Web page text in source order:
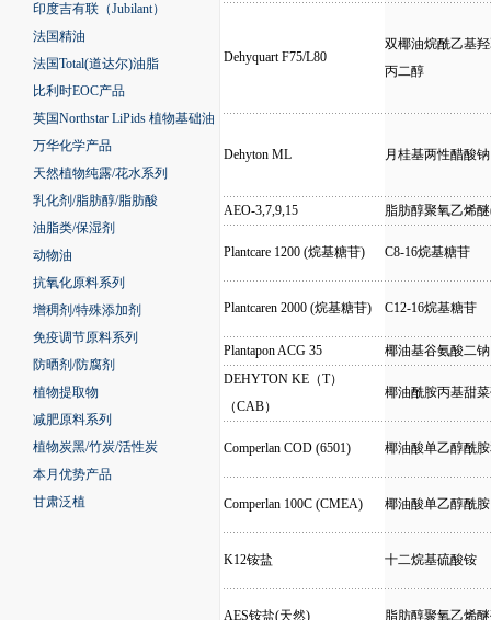
印度吉有联（Jubilant）
法国精油
法国Total(道达尔)油脂
比利时EOC产品
英国Northstar LiPids 植物基础油
万华化学产品
天然植物纯露/花水系列
乳化剂/脂肪醇/脂肪酸
油脂类/保湿剂
动物油
抗氧化原料系列
增稠剂/特殊添加剂
免疫调节原料系列
防晒剂/防腐剂
植物提取物
减肥原料系列
植物炭黑/竹炭/活性炭
本月优势产品
甘肃泛植
Dehyquart F75/L80
双椰油烷酰乙基
丙二醇
Dehyton ML 月桂基两性醋酸钠
AEO-3,7,9,15 脂肪醇聚氧乙烯醚
Plantcare 1200 (烷基糖苷) C8-16烷基糖苷
Plantcaren 2000 (烷基糖苷) C12-16烷基糖苷
Plantapon ACG 35
椰油基谷氨酸二钠
DEHYTON KE（T）
（CAB）
椰油酰胺丙基甜
Comperlan COD (6501) 椰油酸单乙醇酰
Comperlan 100C (CMEA) 椰油酸单乙醇酰胺
K12铵盐 十二烷基硫酸铵
AES铵盐(天然) 脂肪醇聚氧乙烯